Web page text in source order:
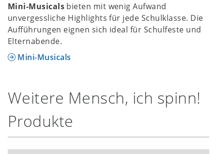
Mini-Musicals bieten mit wenig Aufwand
unvergessliche Highlights für jede Schulklasse. Die
Aufführungen eignen sich ideal für Schulfeste und
Elternabende.
Mini-Musicals
Weitere Mensch, ich spinn!
Produkte